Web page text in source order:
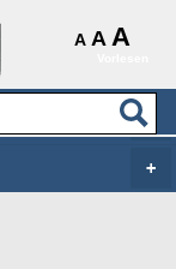
A A A